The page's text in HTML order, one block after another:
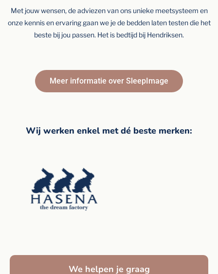
Met jouw wensen, de adviezen van ons unieke meetsysteem en
onze kennis en ervaring gaan we je de bedden laten testen die het
beste bij jou passen. Het is bedtijd bij Hendriksen.
Meer informatie over SleepImage
Wij werken enkel met dé beste merken:
We helpen je graag